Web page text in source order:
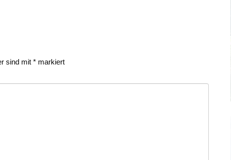
sind mit * markiert